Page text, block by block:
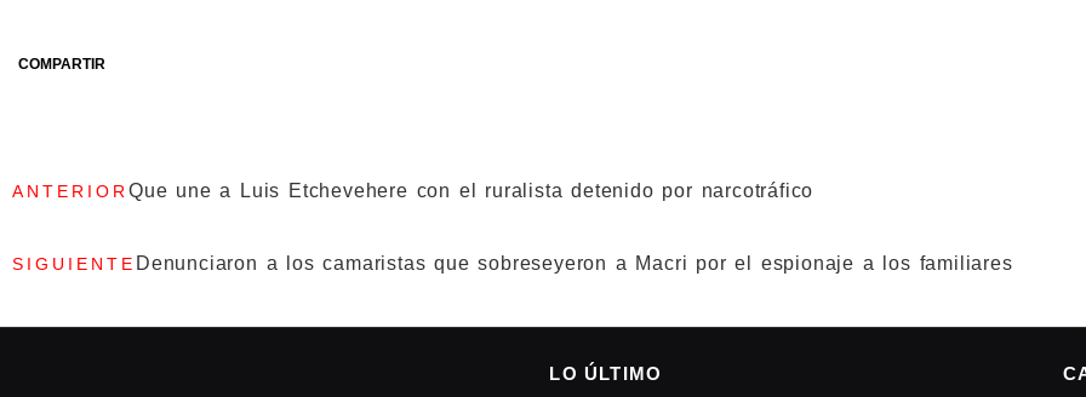
COMPARTIR
ANTERIOR Que une a Luis Etchevehere con el ruralista detenido por narcotráfico
SIGUIENTE Denunciaron a los camaristas que sobreseyeron a Macri por el espionaje a los familiares
LO ÚLTIMO